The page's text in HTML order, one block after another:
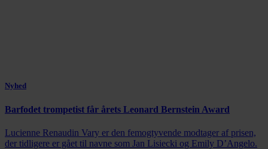
Nyhed
Barfodet trompetist får årets Leonard Bernstein Award
Lucienne Renaudin Vary er den femogtyvende modtager af prisen,
der tidligere er gået til navne som Jan Lisiecki og Emily D’Angelo.